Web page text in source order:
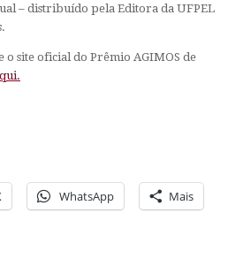
– distribuído pela Editora da UFPEL
o site oficial do Prêmio AGIMOS de
WhatsApp Mais